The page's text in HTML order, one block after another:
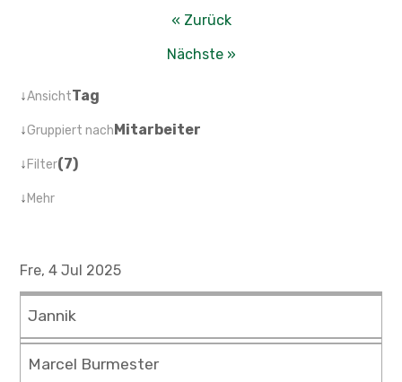
« Zurück
Nächste »
↓AnsichtTag
↓Gruppiert nachMitarbeiter
↓Filter(7)
↓Mehr
Fre, 4 Jul 2025
Jannik
Marcel Burmester